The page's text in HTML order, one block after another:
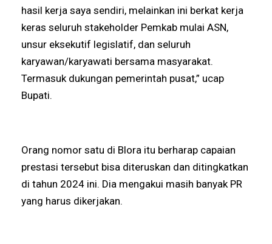
hasil kerja saya sendiri, melainkan ini berkat kerja
keras seluruh stakeholder Pemkab mulai ASN,
unsur eksekutif legislatif, dan seluruh
karyawan/karyawati bersama masyarakat.
Termasuk dukungan pemerintah pusat,” ucap
Bupati.
Orang nomor satu di Blora itu berharap capaian
prestasi tersebut bisa diteruskan dan ditingkatkan
di tahun 2024 ini. Dia mengakui masih banyak PR
yang harus dikerjakan.